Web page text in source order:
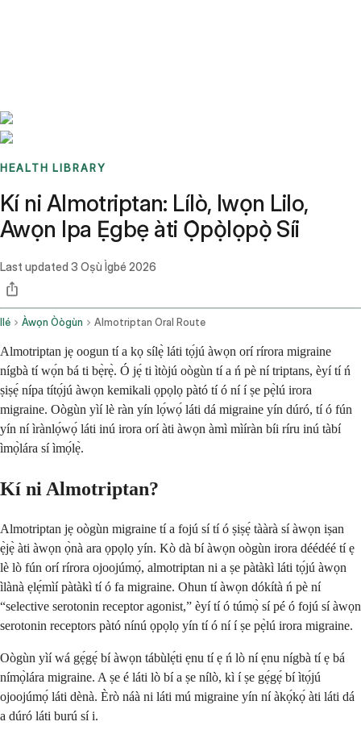
HEALTH LIBRARY
Kí ni Almotriptan: Lílò, Iwọn Lilo,
Awọn Ipa Ẹgbẹ àti Ọ̀pọ̀lọpọ̀ Síi
Last updated 3 Oṣù Ìgbé 2026
Ilé Àwọn Òògùn Almotriptan Oral Route
Almotriptan jẹ oogun tí a kọ sílẹ̀ láti tọ́jú àwọn orí rírora migraine
nígbà tí wọ́n bá ti bẹ̀rẹ̀. Ó jẹ́ ti ìtòjú oògùn tí a ń pè ní triptans, èyí tí ń
ṣiṣẹ́ nípa títọ́jú àwọn kemikali ọpọlọ pàtó tí ó ní í ṣe pẹ̀lú irora
migraine. Oògùn yìí lè ràn yín lọ́wọ́ láti dá migraine yín dúró, tí ó fún
yín ní ìrànlọ́wọ́ láti inú irora orí àti àwọn àmì mìíràn bíi ríru inú tàbí
ìmọ̀lára sí ìmọ́lẹ̀.
Kí ni Almotriptan?
Almotriptan jẹ oògùn migraine tí a fojú sí tí ó ṣiṣẹ́ tààrà sí àwọn iṣan
ẹ̀jẹ̀ àti àwọn ọ̀nà ara ọpọlọ yín. Kò dà bí àwọn oògùn irora déédéé tí ẹ
lè lò fún orí rírora ojoojúmọ́, almotriptan ni a ṣe pàtàkì láti tọ́jú àwọn
ìlànà ẹlẹ́mìí pàtàkì tí ó fa migraine. Ohun tí àwọn dókítà ń pè ní
“selective serotonin receptor agonist,” èyí tí ó túmọ̀ sí pé ó fojú sí àwọn
serotonin receptors pàtó nínú ọpọlọ yín tí ó ní í ṣe pẹ̀lú irora migraine.
Oògùn yìí wá gẹ́gẹ́ bí àwọn tábùlẹ́ti ẹnu tí ẹ ń lò ní ẹnu nígbà tí ẹ bá
nímọ̀lára migraine. A ṣe é láti lò bí a ṣe nílò, kì í ṣe gẹ́gẹ́ bí ìtọ́jú
ojoojúmọ́ láti dènà. Èrò náà ni láti mú migraine yín ní àkọ́kọ́ àti láti dá
a dúró láti burú sí i.